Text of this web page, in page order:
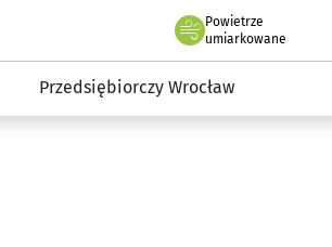
Powietrze
we Wrocławiu
umiarkowane
Przedsiębiorczy Wrocław